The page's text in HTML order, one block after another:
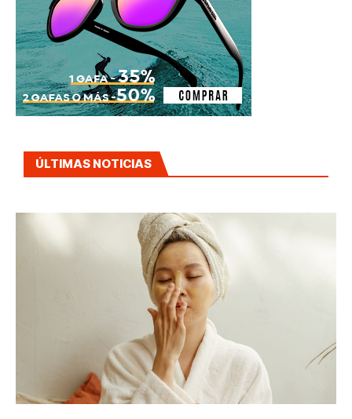
ÚLTIMAS NOTICIAS